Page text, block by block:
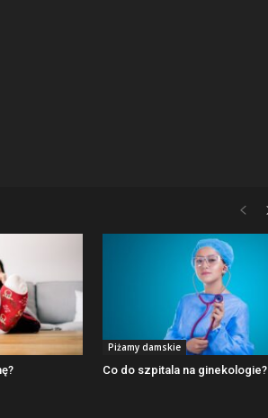
Piżamy damskie
Co do szpitala na ginekologie?